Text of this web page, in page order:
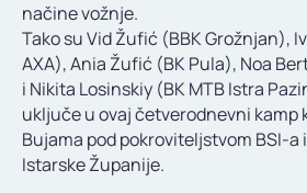
načine vožnje.
Tako su Vid Žufić (BBK Grožnjan),
AXA), Ania Žufić (BK Pula), Noa
i Nikita Losinskiy (BK MTB Istra
uključe u ovaj četverodnevni kamp
Bujama pod pokroviteljstvom BSI-a
Istarske Županije.